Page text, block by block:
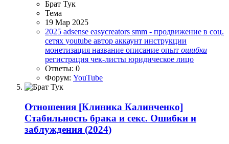
Брат Тук
Тема
19 Мар 2025
2025 adsense easycreators smm - продвижение в соц.
сетях youtube автор аккаунт инструкции
монетизация название описание опыт ошибки
регистрация чек-листы юридическое лицо
Ответы: 0
Форум: YouTube
Отношения [Клиника Калинченко]
Стабильность брака и секс. Ошибки и
заблуждения (2024)